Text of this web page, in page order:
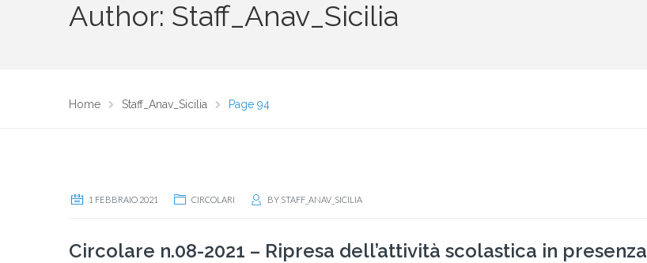
Author: Staff_Anav_Sicilia
Home Staff_Anav_Sicilia Page 94
1 FEBBRAIO 2021 CIRCOLARI BY STAFF_ANAV_SICILIA
Circolare n.08-2021 – Ripresa dell’attività scolastica in presenza